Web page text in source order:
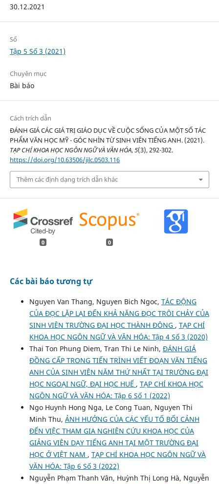
30.12.2021
Số
Tập 5 Số 3 (2021)
Chuyên mục
Bài báo
Cách trích dẫn
ĐÁNH GIÁ CÁC GIÁ TRỊ GIÁO DỤC VỀ CUỘC SỐNG CỦA MỘT SỐ TÁC
PHẨM VĂN HỌC MỸ - GÓC NHÌN TỪ SINH VIÊN TIẾNG ANH. (2021).
TẠP CHÍ KHOA HỌC NGÔN NGỮ VÀ VĂN HÓA,5(3), 292-302.
https://doi.org/10.63506/jilc.0503.116
Thêm các định dạng trích dẫn khác
0 0
Các bài báo tương tự
Nguyen Van Thang, Nguyen Bich Ngoc, TÁC ĐỘNG
CỦA ĐỌC LẶP LẠI ĐẾN KHẢ NĂNG ĐỌC TRÔI CHẢY CỦA
SINH VIÊN TRƯỜNG ĐẠI HỌC THÀNH ĐÔNG , TẠP CHÍ
KHOA HỌC NGÔN NGỮ VÀ VĂN HÓA: Tập 4 Số 3 (2020)
Thai Ton Phung Diem, Tran Thi Le Ninh, ĐÁNH GIÁ
ĐỒNG CẤP TRONG TIẾN TRÌNH VIẾT ĐOẠN VĂN TIẾNG
ANH CỦA SINH VIÊN NĂM THỨ NHẤT TẠI TRƯỜNG ĐẠI
HỌC NGOẠI NGỮ, ĐẠI HỌC HUẾ , TẠP CHÍ KHOA HỌC
NGÔN NGỮ VÀ VĂN HÓA: Tập 6 Số 1 (2022)
Ngo Huynh Hong Nga, Le Cong Tuan, Nguyen Thi
Minh Thu, ẢNH HƯỞNG CỦA CÁC YẾU TỐ BỐI CẢNH
ĐẾN VIỆC THAM GIA NGHIÊN CỨU KHOA HỌC CỦA
GIẢNG VIÊN DẠY TIẾNG ANH TẠI MỘT TRƯỜNG ĐẠI
HỌC Ở VIỆT NAM , TẠP CHÍ KHOA HỌC NGÔN NGỮ VÀ
VĂN HÓA: Tập 6 Số 3 (2022)
Nguyễn Phạm Thanh Vân, Huỳnh Thị Long Hà, Nguyễn